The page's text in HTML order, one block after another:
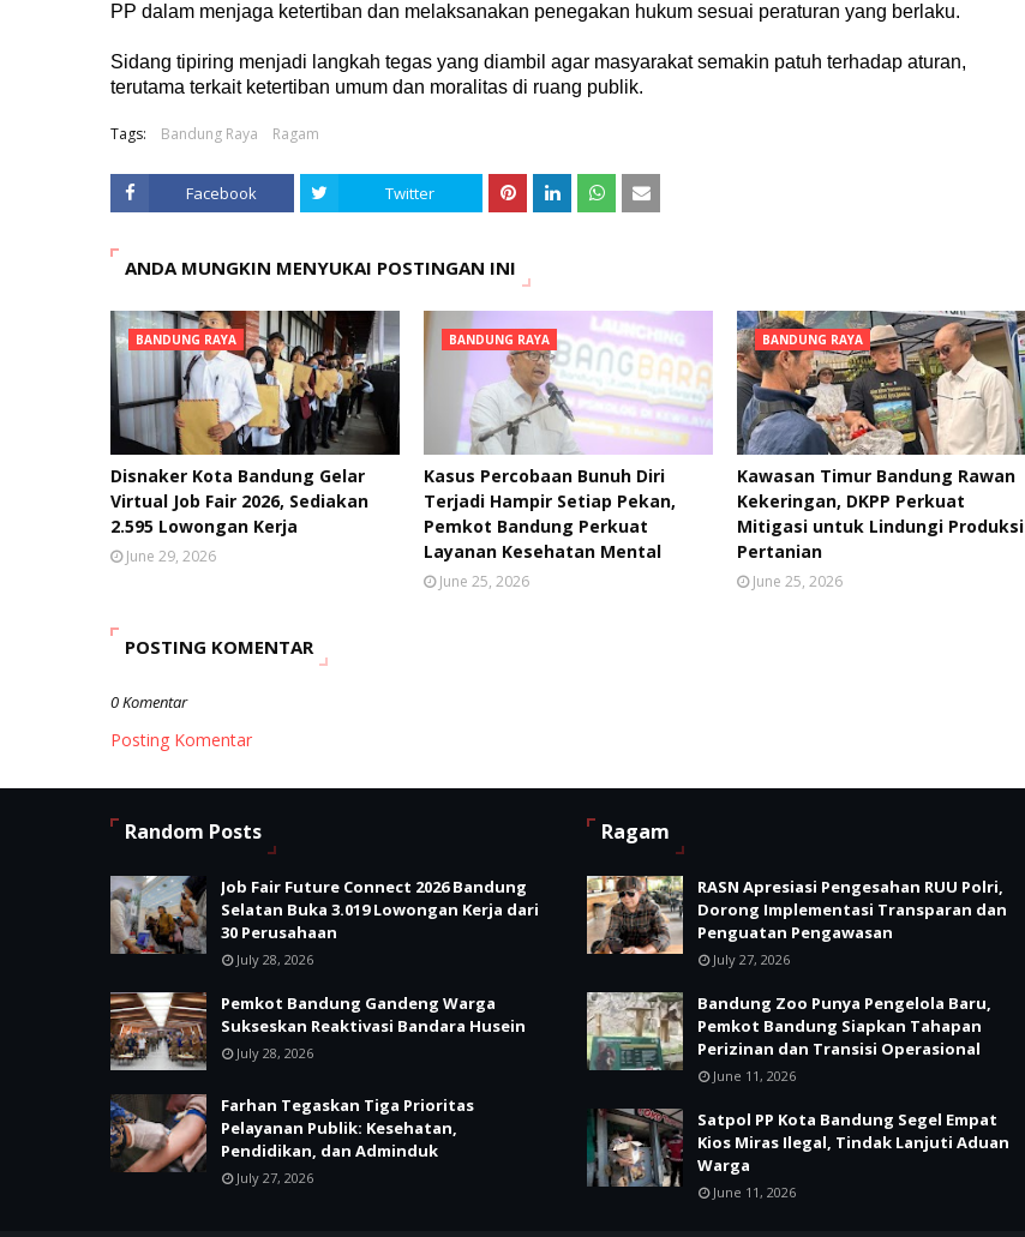
PP dalam menjaga ketertiban dan melaksanakan penegakan hukum sesuai peraturan yang berlaku.
Sidang tipiring menjadi langkah tegas yang diambil agar masyarakat semakin patuh terhadap aturan,
terutama terkait ketertiban umum dan moralitas di ruang publik.
Tags: Bandung Raya Ragam
Facebook Twitter
ANDA MUNGKIN MENYUKAI POSTINGAN INI
BANDUNG RAYA
Disnaker Kota Bandung Gelar
Virtual Job Fair 2026, Sediakan
2.595 Lowongan Kerja
June 29, 2026
BANDUNG RAYA
Kasus Percobaan Bunuh Diri
Terjadi Hampir Setiap Pekan,
Pemkot Bandung Perkuat
Layanan Kesehatan Mental
June 25, 2026
BANDUNG RAYA
Kawasan Timur Bandung Rawan
Kekeringan, DKPP Perkuat
Mitigasi untuk Lindungi Produksi
Pertanian
June 25, 2026
POSTING KOMENTAR
0 Komentar
Posting Komentar
Random Posts
Job Fair Future Connect 2026 Bandung
Selatan Buka 3.019 Lowongan Kerja dari
30 Perusahaan
July 28, 2026
Pemkot Bandung Gandeng Warga
Sukseskan Reaktivasi Bandara Husein
July 28, 2026
Farhan Tegaskan Tiga Prioritas
Pelayanan Publik: Kesehatan,
Pendidikan, dan Adminduk
July 27, 2026
Ragam
RASN Apresiasi Pengesahan RUU Polri,
Dorong Implementasi Transparan dan
Penguatan Pengawasan
July 27, 2026
Bandung Zoo Punya Pengelola Baru,
Pemkot Bandung Siapkan Tahapan
Perizinan dan Transisi Operasional
June 11, 2026
Satpol PP Kota Bandung Segel Empat
Kios Miras Ilegal, Tindak Lanjuti Aduan
Warga
June 11, 2026